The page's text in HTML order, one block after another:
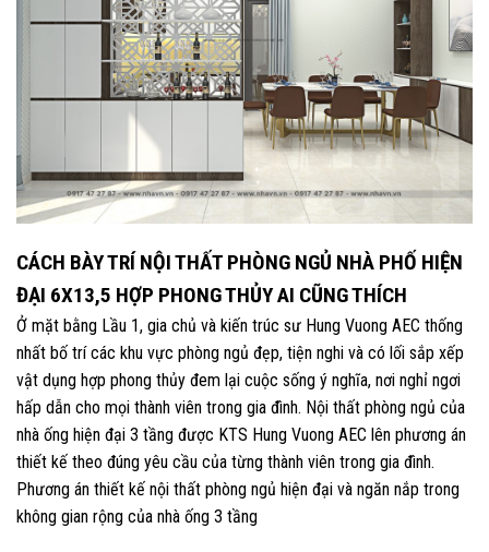
CÁCH BÀY TRÍ NỘI THẤT PHÒNG NGỦ NHÀ PHỐ HIỆN
ĐẠI 6X13,5 HỢP PHONG THỦY AI CŨNG THÍCH
Ở mặt bằng Lầu 1, gia chủ và kiến trúc sư Hung Vuong AEC thống
nhất bố trí các khu vực phòng ngủ đẹp, tiện nghi và có lối sắp xếp
vật dụng hợp phong thủy đem lại cuộc sống ý nghĩa, nơi nghỉ ngơi
hấp dẫn cho mọi thành viên trong gia đình. Nội thất phòng ngủ của
nhà ống hiện đại 3 tầng được KTS Hung Vuong AEC lên phương án
thiết kế theo đúng yêu cầu của từng thành viên trong gia đình.
Phương án thiết kế nội thất phòng ngủ hiện đại và ngăn nắp trong
không gian rộng của nhà ống 3 tầng